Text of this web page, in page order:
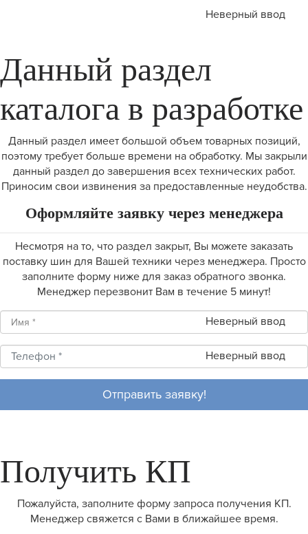
Неверный ввод
Данный раздел
каталога в разработке
Данный раздел имеет большой объем товарных позиций,
поэтому требует больше времени на обработку. Мы закрыли
данный раздел до завершения всех технических работ.
Приносим свои извинения за предоставленные неудобства.
Оформляйте заявку через менеджера
Несмотря на то, что раздел закрыт, Вы можете заказать
поставку шин для Вашей техники через менеджера. Просто
заполните форму ниже для заказ обратного звонка.
Менеджер перезвонит Вам в течение 5 минут!
Неверный ввод
Неверный ввод
Отправить заявку!
Получить КП
Пожалуйста, заполните форму запроса получения КП.
Менеджер свяжется с Вами в ближайшее время.